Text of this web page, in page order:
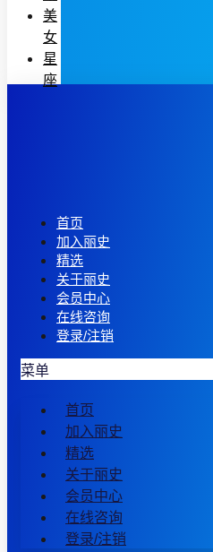
美
女
星
座
首页
加入丽史
精选
关于丽史
会员中心
在线咨询
登录/注销
菜单
首页
加入丽史
精选
关于丽史
会员中心
在线咨询
登录/注销